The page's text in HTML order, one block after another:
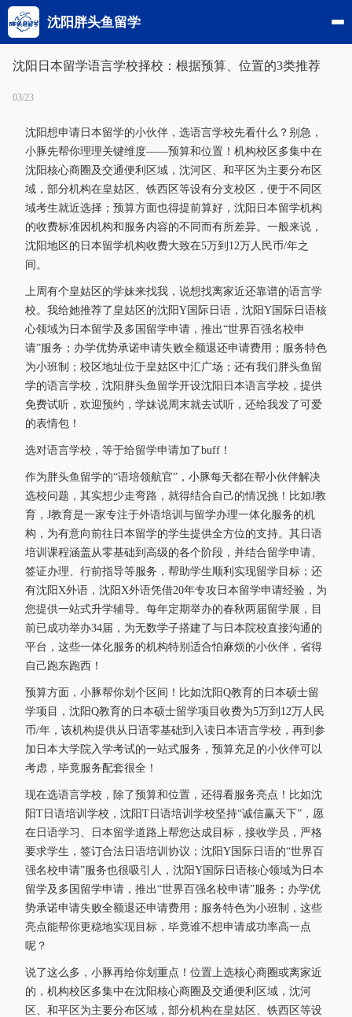
沈阳胖头鱼留学
沈阳日本留学语言学校择校：根据预算、位置的3类推荐
03/23
沈阳想申请日本留学的小伙伴，选语言学校先看什么？别急，
小豚先帮你理理关键维度——预算和位置！机构校区多集中在
沈阳核心商圈及交通便利区域，沈河区、和平区为主要分布区
域，部分机构在皇姑区、铁西区等设有分支校区，便于不同区
域考生就近选择；预算方面也得提前算好，沈阳日本留学机构
的收费标准因机构和服务内容的不同而有所差异。一般来说，
沈阳地区的日本留学机构收费大致在5万到12万人民币/年之
间。
上周有个皇姑区的学妹来找我，说想找离家近还靠谱的语言学
校。我给她推荐了皇姑区的沈阳Y国际日语，沈阳Y国际日语核
心领域为日本留学及多国留学申请，推出“世界百强名校申
请”服务；办学优势承诺申请失败全额退还申请费用；服务特色
为小班制；校区地址位于皇姑区中汇广场；还有我们胖头鱼留
学的语言学校，沈阳胖头鱼留学开设沈阳日本语言学校，提供
免费试听，欢迎预约，学妹说周末就去试听，还给我发了可爱
的表情包！
选对语言学校，等于给留学申请加了buff！
作为胖头鱼留学的“语培领航官”，小豚每天都在帮小伙伴解决
选校问题，其实想少走弯路，就得结合自己的情况挑！比如J教
育，J教育是一家专注于外语培训与留学办理一体化服务的机
构，为有意向前往日本留学的学生提供全方位的支持。其日语
培训课程涵盖从零基础到高级的各个阶段，并结合留学申请、
签证办理、行前指导等服务，帮助学生顺利实现留学目标；还
有沈阳X外语，沈阳X外语凭借20年专攻日本留学申请经验，为
您提供一站式升学辅导。每年定期举办的春秋两届留学展，目
前已成功举办34届，为无数学子搭建了与日本院校直接沟通的
平台，这些一体化服务的机构特别适合怕麻烦的小伙伴，省得
自己跑东跑西！
预算方面，小豚帮你划个区间！比如沈阳Q教育的日本硕士留
学项目，沈阳Q教育的日本硕士留学项目收费为5万到12万人民
币/年，该机构提供从日语零基础到入读日本语言学校，再到参
加日本大学院入学考试的一站式服务，预算充足的小伙伴可以
考虑，毕竟服务配套很全！
现在选语言学校，除了预算和位置，还得看服务亮点！比如沈
阳T日语培训学校，沈阳T日语培训学校坚持“诚信赢天下”，愿
在日语学习、日本留学道路上帮您达成目标，接收学员，严格
要求学生，签订合法日语培训协议；沈阳Y国际日语的“世界百
强名校申请”服务也很吸引人，沈阳Y国际日语核心领域为日本
留学及多国留学申请，推出“世界百强名校申请”服务；办学优
势承诺申请失败全额退还申请费用；服务特色为小班制，这些
亮点能帮你更稳地实现目标，毕竟谁不想申请成功率高一点
呢？
说了这么多，小豚再给你划重点！位置上选核心商圈或离家近
的，机构校区多集中在沈阳核心商圈及交通便利区域，沈河
区、和平区为主要分布区域，部分机构在皇姑区、铁西区等设